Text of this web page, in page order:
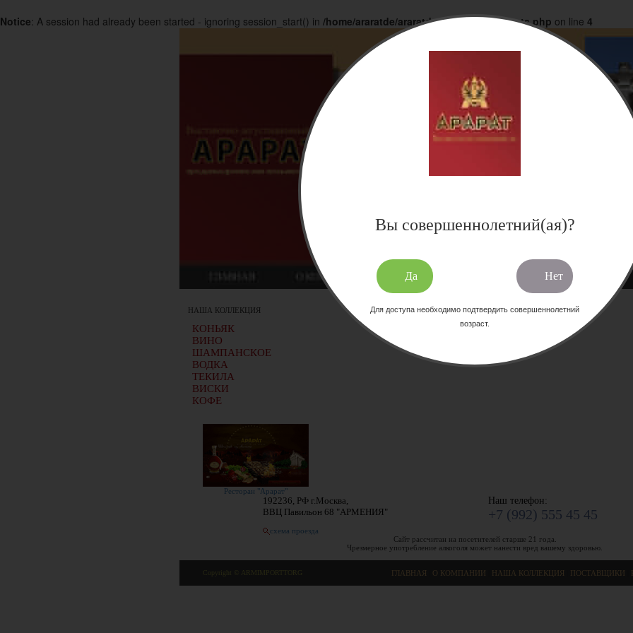
Notice: A session had already been started - ignoring session_start() in /home/araratde/araratdeg.ru/docs/products.php on line 4
НАША КОЛЛЕКЦИЯ
КОНЬЯК
ВИНО
ШАМПАНСКОЕ
ВОДКА
ТЕКИЛА
ВИСКИ
КОФЕ
Ресторан "Арарат"
192236, РФ г.Москва,
ВВЦ Павильон 68 "АРМЕНИЯ"
схема проезда
Наш телефон:
+7 (992) 555 45 45
Сайт рассчитан на посетителей старше 21 года.
Чрезмерное употребление алкоголя может нанести вред вашему здоровью.
Copyright © ARMIMPORTTORG ГЛАВНАЯ О КОМПАНИИ НАША КОЛЛЕКЦИЯ ПОСТАВЩИКИ
Вы совершеннолетний(ая)?
Да Нет
Для доступа необходимо подтвердить совершеннолетний
возраст.